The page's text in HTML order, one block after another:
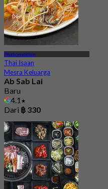
Phahonyothin
Thai Isaan
Mesra Keluarga
Ab Sab Lai
Baru
4.1
Dari ฿ 330